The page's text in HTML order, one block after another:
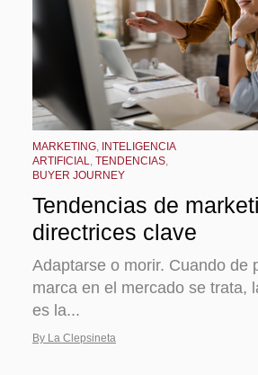
MARKETING, INTELIGENCIA
ARTIFICIAL, TENDENCIAS,
BUYER JOURNEY
Tendencias de
directrices clave
Adaptarse o morir. Cuando de
marca en el mercado se trata,
es la...
By La Clepsineta